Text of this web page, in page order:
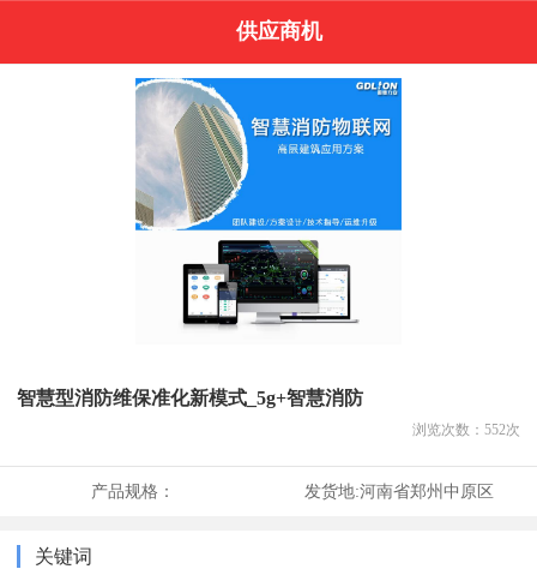
供应商机
智慧型消防维保准化新模式_5g+智慧消防
浏览次数： 552次
产品规格： 发货地:河南省郑州中原区
关键词